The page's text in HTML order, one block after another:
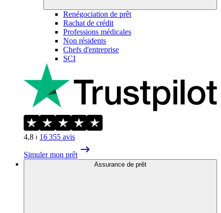
Renégociation de prêt
Rachat de crédit
Professions médicales
Non résidents
Chefs d'entreprise
SCI
4,8 ⏐ 16 355 avis
Simuler mon prêt
Assurance de prêt